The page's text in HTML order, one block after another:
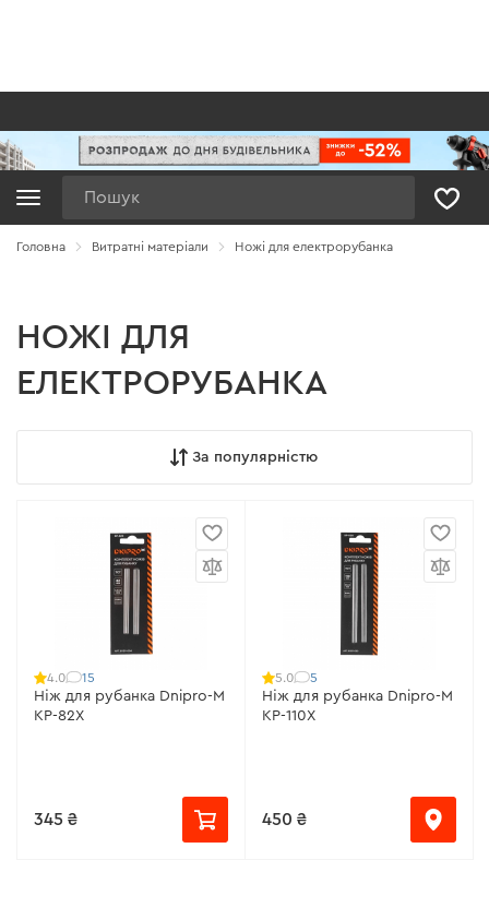
Головна Витратні матеріали Ножі для електрорубанка
НОЖІ ДЛЯ
ЕЛЕКТРОРУБАНКА
За популярністю
4.0 15
Ніж для рубанкa Dnipro-M
KP-82X
345 ₴
5.0 5
Ніж для рубанкa Dnipro-M
KP-110X
450 ₴